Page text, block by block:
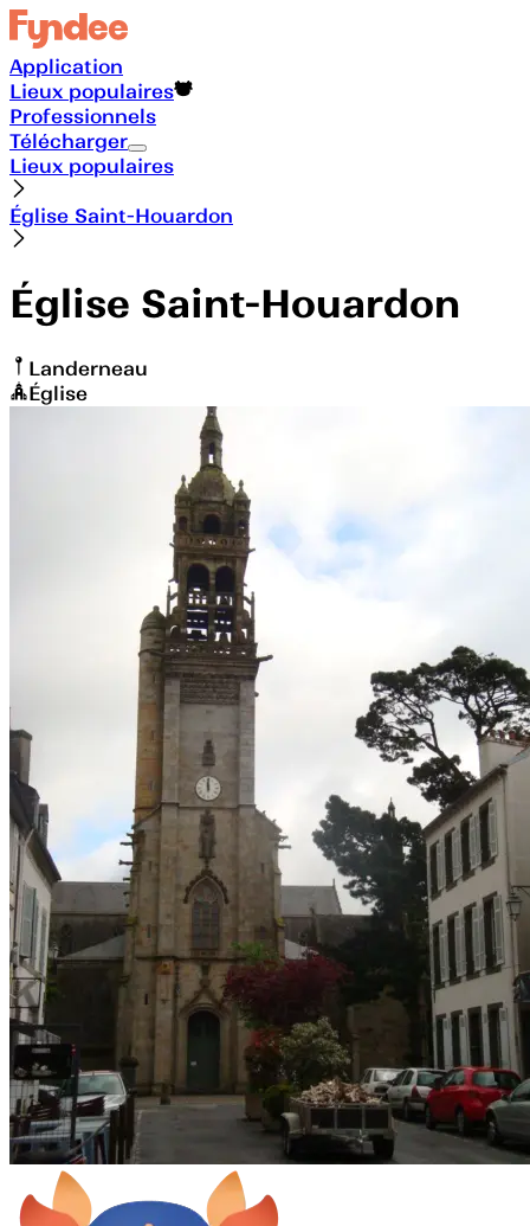
Application
Lieux populaires
Professionnels
Télécharger
Lieux populaires
Église Saint-Houardon
Église Saint-Houardon
Landerneau
Église